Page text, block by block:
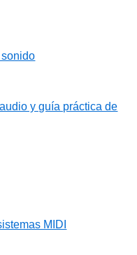
sonido
y guía práctica de
MIDI